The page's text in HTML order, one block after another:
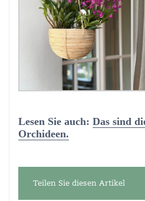
Lesen Sie auch: Das sind
Orchideen.
Teilen Sie diesen Artikel